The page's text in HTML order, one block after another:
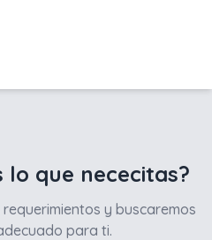
lo que nececitas?
y buscaremos
para ti.